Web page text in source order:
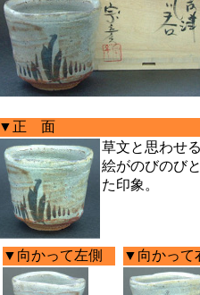
▼正 面
草文と思わせ
絵がのびのび
た印象。
▼向かって左側 ▼向かって